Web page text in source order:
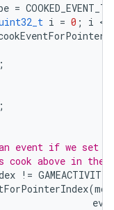
=
i = 0 ; i <
;
;
event if we set
cook above in the
!=
(
ev